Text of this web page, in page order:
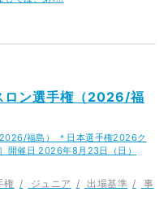
ロン選手権（2026/福
福島） ＊日本選手権2026ク
開催日 2026年8月23日（日）
権 ジュニア 出場基準
事